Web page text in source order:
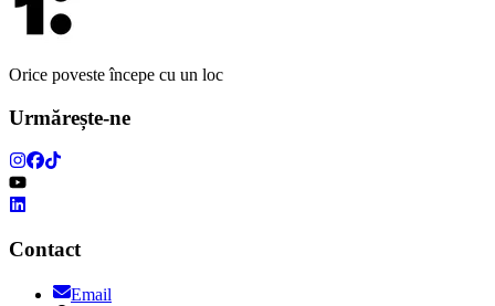
Orice poveste începe cu un loc
Urmărește-ne
Contact
Email